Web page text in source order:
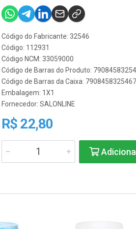
Código do Fabricante: 32546
Código: 112931
Código NCM: 33059000
Código de Barras do Produto:
Código de Barras da Caixa: 7908458325467
Embalagem: 1X1
Fornecedor: SALONLINE
R$ 22,80